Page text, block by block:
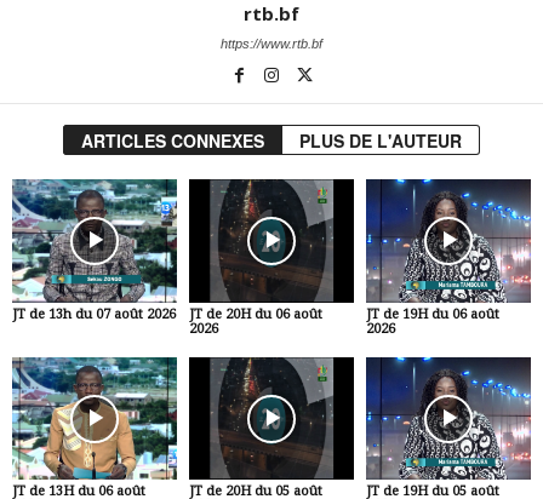
rtb.bf
https://www.rtb.bf
ARTICLES CONNEXES PLUS DE L'AUTEUR
JT de 13h du 07 août 2026
JT de 20H du 06 août
2026
JT de 19H du 06 août
2026
JT de 13H du 06 août
JT de 20H du 05 août
JT de 19H du 05 août